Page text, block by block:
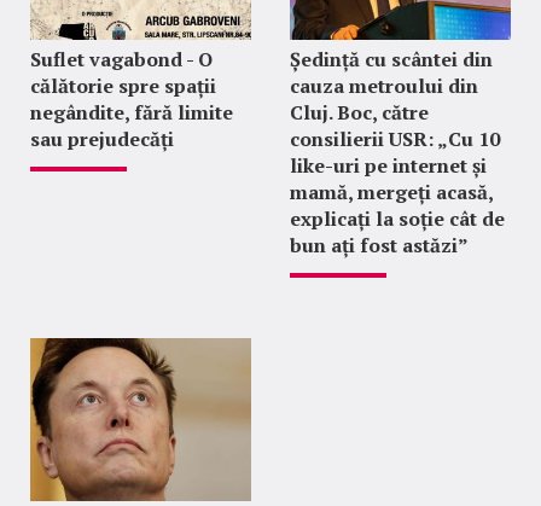
Suflet vagabond - O
călătorie spre spații
negândite, fără limite
sau prejudecăți
Ședință cu scântei din
cauza metroului din
Cluj. Boc, către
consilierii USR: „Cu 10
like-uri pe internet și
mamă, mergeți acasă,
explicați la soție cât de
bun ați fost astăzi”